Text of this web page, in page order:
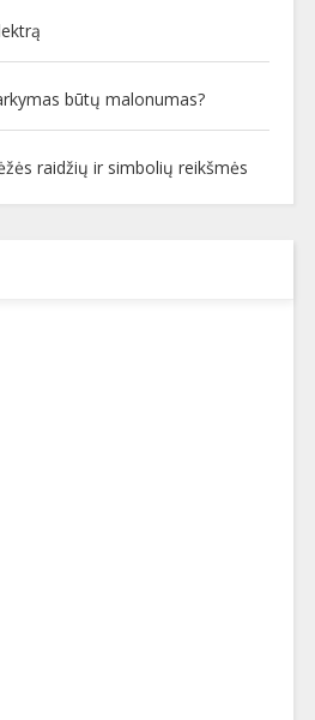
būtų malonumas?
raidžių ir simbolių reikšmės